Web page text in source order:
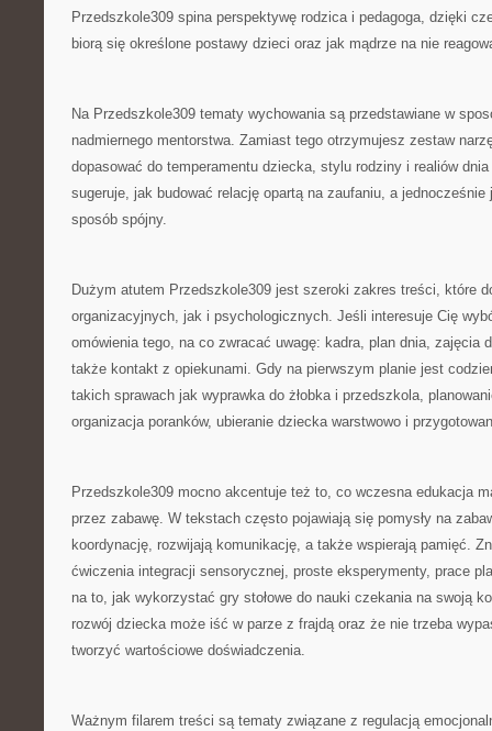
Przedszkole309 spina perspektywę rodzica i pedagoga, dzięki
biorą się określone postawy dzieci oraz jak mądrze na nie
Na Przedszkole309 tematy wychowania są przedstawiane w
nadmiernego mentorstwa. Zamiast tego otrzymujesz zestaw
dopasować do temperamentu dziecka, stylu rodziny i realiów
sugeruje, jak budować relację opartą na zaufaniu, a
sposób spójny.
Dużym atutem Przedszkole309 jest szeroki zakres treści, które
organizacyjnych, jak i psychologicznych. Jeśli interesuje Cię
omówienia tego, na co zwracać uwagę: kadra, plan dnia, zajęcia
także kontakt z opiekunami. Gdy na pierwszym planie jest
takich sprawach jak wyprawka do żłobka i przedszkola,
organizacja poranków, ubieranie dziecka warstwowo i
Przedszkole309 mocno akcentuje też to, co wczesna edukacja
przez zabawę. W tekstach często pojawiają się pomysły na
koordynację, rozwijają komunikację, a także wspierają pamięć.
ćwiczenia integracji sensorycznej, proste eksperymenty, prace
na to, jak wykorzystać gry stołowe do nauki czekania na swoją
rozwój dziecka może iść w parze z frajdą oraz że nie trzeba
tworzyć wartościowe doświadczenia.
Ważnym filarem treści są tematy związane z regulacją